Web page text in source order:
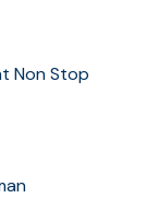
Non Stop